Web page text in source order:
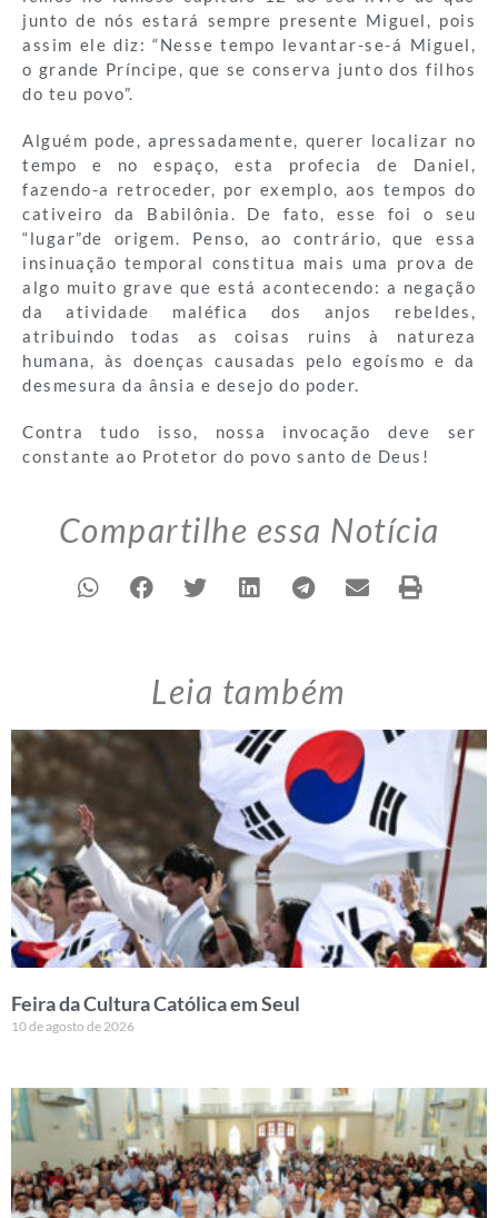
junto de nós estará sempre presente Miguel, pois
assim ele diz: “Nesse tempo levantar-se-á Miguel,
o grande Príncipe, que se conserva junto dos filhos
do teu povo”.
Alguém pode, apressadamente, querer localizar no
tempo e no espaço, esta profecia de Daniel,
fazendo-a retroceder, por exemplo, aos tempos do
cativeiro da Babilônia. De fato, esse foi o seu
“lugar”de origem. Penso, ao contrário, que essa
insinuação temporal constitua mais uma prova de
algo muito grave que está acontecendo: a negação
da atividade maléfica dos anjos rebeldes,
atribuindo todas as coisas ruins à natureza
humana, às doenças causadas pelo egoísmo e da
desmesura da ânsia e desejo do poder.
Contra tudo isso, nossa invocação deve ser
constante ao Protetor do povo santo de Deus!
Compartilhe essa Notícia
Leia também
Feira da Cultura Católica em Seul
10 de agosto de 2026